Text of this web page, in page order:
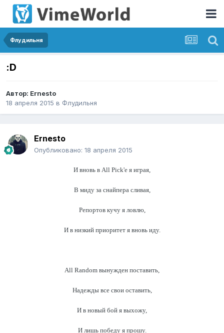
Флудильня
:D
Автор: Ernesto
18 апреля 2015 в Флудильня
Ernesto
Опубликовано: 18 апреля 2015
И вновь в All Pick'e я играя,
В миду за снайпера сливая,
Репортов кучу я ловлю,
И в низкий приоритет я вновь иду.
All Random вынужден поставить,
Надежды все свои оставить,
И в новый бой я выхожу,
И лишь победу я прошу.